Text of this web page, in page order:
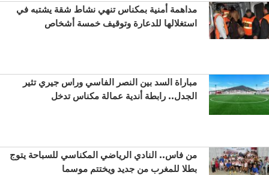
مداهمة أمنية بمكناس تنهي نشاط شقة يشتبه في
استغلالها للدعارة وتوقيف خمسة أشخاص
مباراة السد بين النصر الفاسي وراس جيري تثير
الجدل.. رابطة أندية عمالة مكناس تدخل
من فاس.. النادي الرياضي المكناسي للسباحة يتوج
بطلا للمغرب من جديد ويختتم موسما